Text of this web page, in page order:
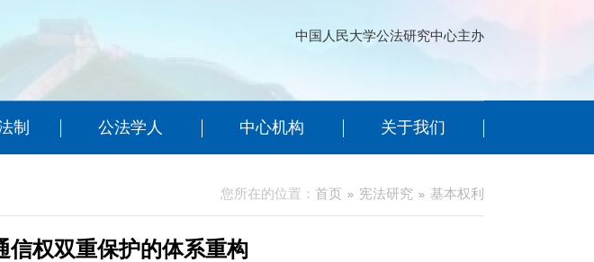
中国人民大学公法研究中心主办
制 公法学人 中心机构 关于我们
您所在的位置： 首页 宪法研究 基本权利
信权双重保护的体系重构